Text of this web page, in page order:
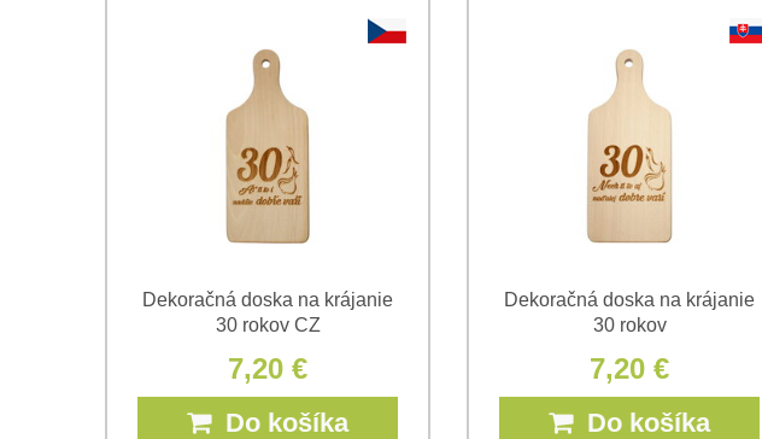
Dekoračná doska na krájanie
30 rokov CZ
7,20 €
Do košíka
Dekoračná doska na krájanie
30 rokov
7,20 €
Do košíka